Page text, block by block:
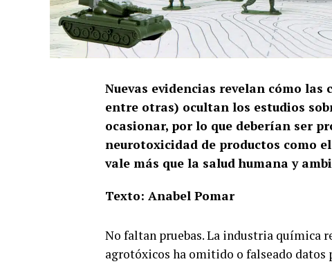
Nuevas evidencias revelan cómo
entre otras) ocultan los estudios
ocasionar, por lo que deberían ser
neurotoxicidad de productos como
vale más que la salud humana y
Texto: Anabel Pomar
No faltan pruebas. La industria química
agrotóxicos ha omitido o falseado